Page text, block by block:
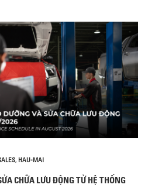
, HAU-MAI
CHỮA LƯU ĐỘNG TỪ HỆ THỐNG